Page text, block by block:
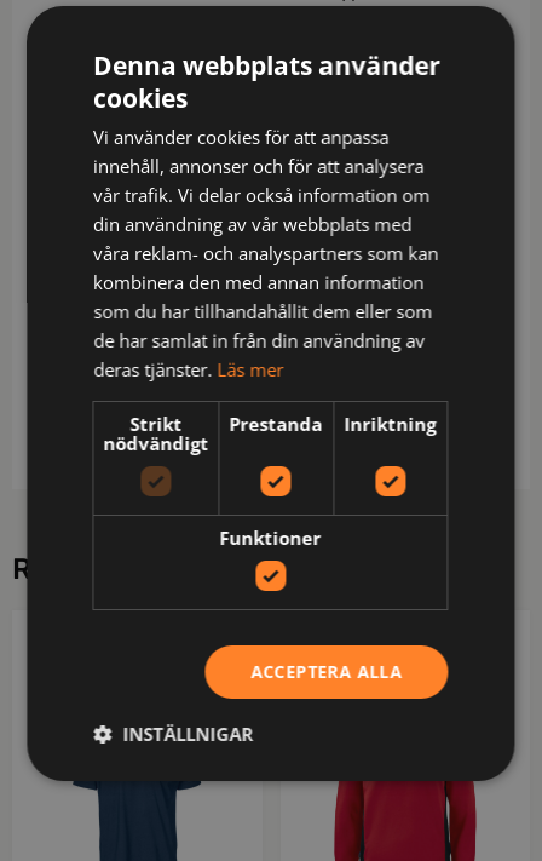
vattenavvisande zip-tape. Jackan är reglerbar med
ärmavslut med kardborre-straps.
Vattenpelare: 10.000 mm. Andasfunktion: 5000
g/m² 24h. Yttertyget har en flourkarbonfri BIONIC-
FINISH® DWR-behandling. Certifierad enligt Oeko-
EN343 certifierad.
Material: 86% Polyamid, 14% Elastan, 170 g/m2.
Material 2: 100% Polyamid
Skötsel: Normal maskintvätt vid 30 grader,Blekning
är inte tillåtet,Torktumla ej,Stryk ej,Ej
kemtvätt,Häftet ingår,Använd inte mjukgörande
RELATERADE PRODUKTER
PROJOB
Denna webbplats använder
cookies
Vi använder cookies för att anpassa
innehåll, annonser och för att analysera
vår trafik. Vi delar också information om
din användning av vår webbplats med
våra reklam- och analyspartners som kan
kombinera den med annan information
som du har tillhandahållit dem eller som
de har samlat in från din användning av
deras tjänster. Läs mer
Strikt
nödvändigt
Prestanda Inriktning
Funktioner
ACCEPTERA ALLA
INSTÄLLNIGAR